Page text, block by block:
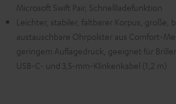
Microsoft Swift Pair, Schnellladefunktion
Leichter, stabiler, faltbarer Korpus, große,
austauschbare Ohrpolster aus Comfort-
geringem Auflagedruck, geeignet für
USB-C- und 3,5-mm-Klinkenkabel (1,2 m)